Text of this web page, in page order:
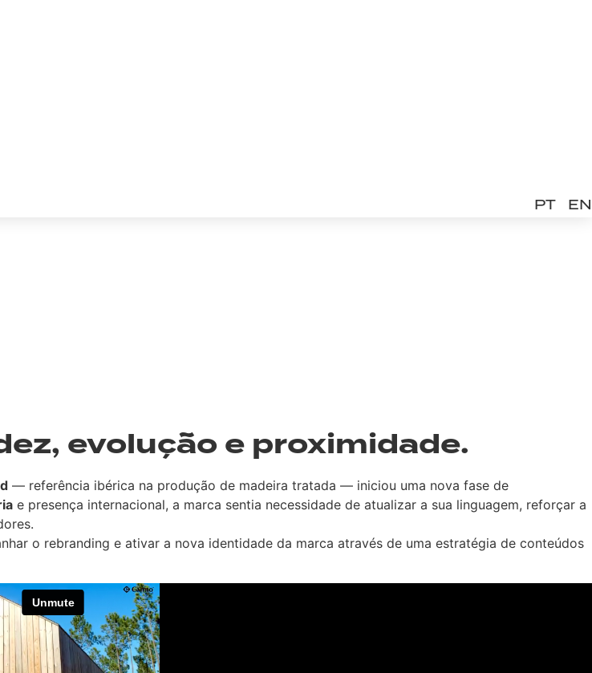
PT EN
evolução e proximidade.
— referência ibérica na produção de madeira tratada — iniciou uma nova fase de
e presença internacional, a marca sentia necessidade de atualizar a sua linguagem, reforçar a
o rebranding e ativar a nova identidade da marca através de uma estratégia de conteúdos